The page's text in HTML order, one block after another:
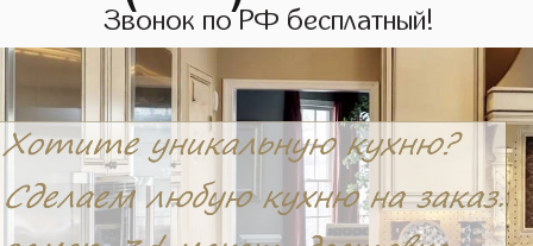
Звонок по РФ бесплатный!